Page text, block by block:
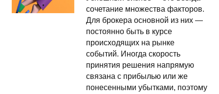
сочетание множества факторов.
Для брокера основной из них —
постоянно быть в курсе
происходящих на рынке
событий. Иногда скорость
принятия решения напрямую
связана с прибылью или же
понесенными убытками, поэтому